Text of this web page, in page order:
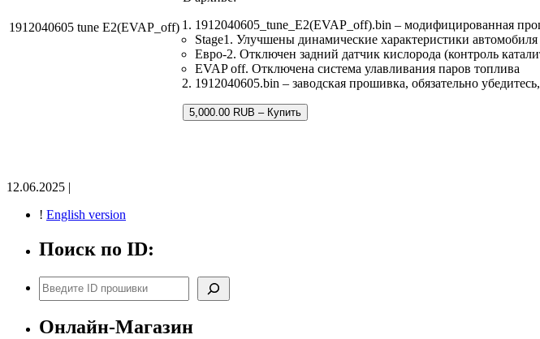
1912040605 tune E2(EVAP_off)
1912040605_tune_E2(EVAP_off).bin – модифицированная
Stage1. Улучшены динамические характеристики автомобиля
Евро-2. Отключен задний датчик кислорода (контроль
EVAP off. Отключена система улавливания паров топлива
1912040605.bin – заводская прошивка, обязательно
5,000.00 RUB – Купить
12.06.2025 |
! English version
Поиск по ID:
Поиск
Онлайн-Магазин